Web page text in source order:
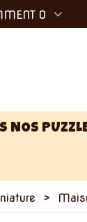
0
NOS
>